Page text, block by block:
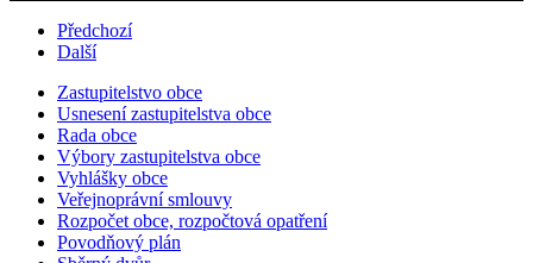
Předchozí
Další
Zastupitelstvo obce
Usnesení zastupitelstva obce
Rada obce
Výbory zastupitelstva obce
Vyhlášky obce
Veřejnoprávní smlouvy
Rozpočet obce, rozpočtová opatření
Povodňový plán